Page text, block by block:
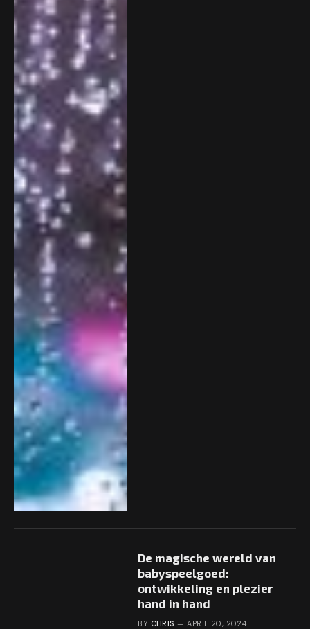
De magische wereld van
babyspeelgoed:
ontwikkeling en plezier
hand in hand
BY CHRIS APRIL 20, 2024